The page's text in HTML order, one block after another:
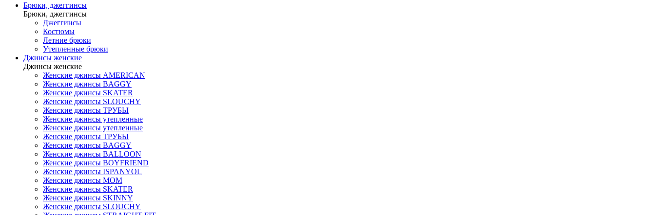
Брюки, джеггинсы
Брюки, джеггинсы
Джеггинсы
Костюмы
Летние брюки
Утепленные брюки
Джинсы женские
Джинсы женские
Женские джинсы AMERICAN
Женские джинсы BAGGY
Женские джинсы SKATER
Женские джинсы SLOUCHY
Женские джинсы ТРУБЫ
Женские джинсы утепленные
Женские джинсы утепленные
Женские джинсы ТРУБЫ
Женские джинсы BAGGY
Женские джинсы BALLOON
Женские джинсы BOYFRIEND
Женские джинсы ISPANYOL
Женские джинсы МОМ
Женские джинсы SKATER
Женские джинсы SKINNY
Женские джинсы SLOUCHY